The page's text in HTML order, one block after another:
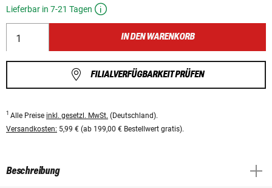
Lieferbar in 7-21 Tagen
IN DEN WARENKORB
FILIALVERFÜGBARKEIT PRÜFEN
1 Alle Preise inkl. gesetzl. MwSt. (Deutschland).
Versandkosten: 5,99 € (ab 199,00 € Bestellwert gratis).
Beschreibung